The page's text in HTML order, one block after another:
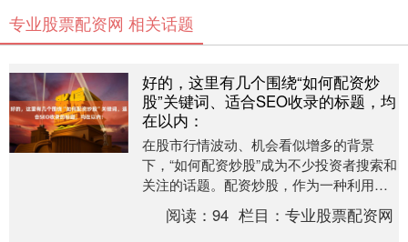
专业股票配资网 相关话题
好的，这里有几个围绕“如何配资炒
股”关键词、适合SEO收录的标题，均
在以内：
在股市行情波动、机会看似增多的背景
下，“如何配资炒股”成为不少投资者搜索和
关注的话题。配资炒股，作为一种利用杠
杆放大资金进行股票交易的方式，确实可
能带来超额收益....
阅读：94 栏目：专业股票配资网